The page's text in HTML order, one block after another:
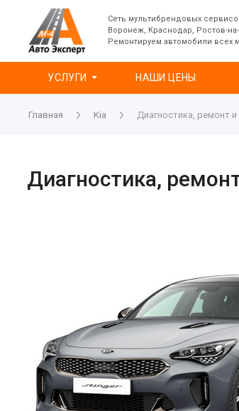
Сеть мультибрендовых
Воронеж, Краснодар, Ростов-
Ремонтируем автомобили всех
УСЛУГИ НАШИ ЦЕНЫ
Главная Kia Диагностика, ремонт
Диагностика,